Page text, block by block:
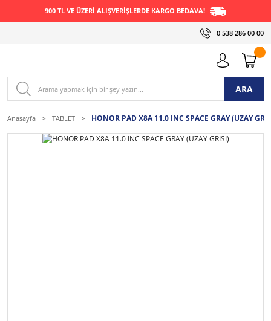
900 TL VE ÜZERİ ALIŞVERİŞLERDE KARGO BEDAVA!
0 538 286 00 00
ARA
Anasayfa TABLET HONOR PAD X8A 11.0 INC SPACE GRAY (UZAY